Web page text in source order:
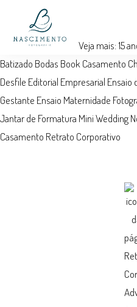
Veja mais:15
Batizado Bodas Book Casamento
Desfile Editorial Empresarial Ensaio
Gestante Ensaio Maternidade
Jantar de Formatura Mini Wedding
Casamento Retrato Corporativo